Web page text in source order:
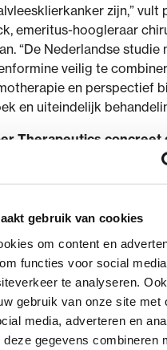
gebruik van cookies
om content en
functies voor social
te analyseren.
gebruik van onze site met
media, adverteren en
deze gegevens combineren
zijn,” vult
emeritus-hoogleraar
“De Nederlandse studie
veilig te
en perspectief
en uiteindelijk
Therapeutics concreet
al langer bekend is,
bij patiënten en
voor deze nieuwe
is opgericht om dit
ervoor dat fenformine
wordt
onderzoek in